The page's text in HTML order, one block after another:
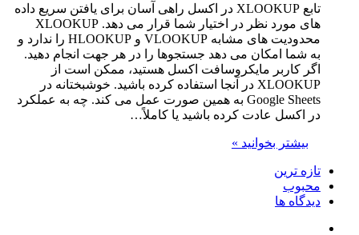
تابع XLOOKUP در اکسل راهی آسان برای یافتن سریع داده
های مورد نظر در اختیار شما قرار می دهد. XLOOKUP
محدودیت های مشابه VLOOKUP و HLOOKUP را ندارد و
به شما امکان می دهد جستجوها را در هر جهت انجام دهید.
اگر کاربر مایکروسافت اکسل هستید، ممکن است از
XLOOKUP در آنجا استفاده کرده باشید. خوشبختانه در
Google Sheets به همین صورت عمل می کند. چه به عملکرد
در اکسل عادت کرده باشید یا کاملاً…
بیشتر بخوانید »
تازه ترین
محبوب
دیدگاه ها